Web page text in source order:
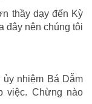
thầy dạy đến Kỳ
đây nên chúng tôi
ủy nhiệm Bá Dẫm
việc. Chừng nào